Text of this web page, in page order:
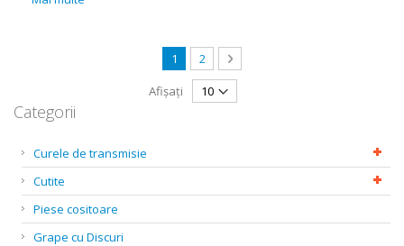
Pagină
în acest moment citiți pagina
1 Pagină
2 Pagină
Următorul
Afișați
Categorii
Curele de transmisie
Cutite
Piese cositoare
Grape cu Discuri